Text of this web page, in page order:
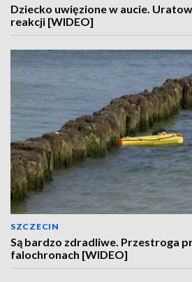
Dziecko uwięzione w aucie.
reakcji [WIDEO]
SZCZECIN
Są bardzo zdradliwe. Przestroga
falochronach [WIDEO]